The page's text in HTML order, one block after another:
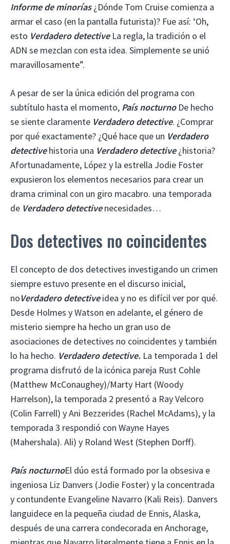
Informe de minorías¿Dónde Tom Cruise comienza a
armar el caso (en la pantalla futurista)? Fue así: ‘Oh,
esto Verdadero detectiveLa regla, la tradición o el
ADN se mezclan con esta idea. Simplemente se unió
maravillosamente”.
A pesar de ser la única edición del programa con
subtítulo hasta el momento, País nocturnoDe hecho
se siente claramente Verdadero detective. ¿Comprar
por qué exactamente? ¿Qué hace que un Verdadero
detectivehistoria una Verdadero detective¿historia?
Afortunadamente, López y la estrella Jodie Foster
expusieron los elementos necesarios para crear un
drama criminal con un giro macabro. una temporada
de Verdadero detectivenecesidades…
Dos detectives no coincidentes
El concepto de dos detectives investigando un crimen
siempre estuvo presente en el discurso inicial,
noVerdadero detectiveidea y no es difícil ver por qué.
Desde Holmes y Watson en adelante, el género de
misterio siempre ha hecho un gran uso de
asociaciones de detectives no coincidentes y también
lo ha hecho. Verdadero detective. La temporada 1 del
programa disfrutó de la icónica pareja Rust Cohle
(Matthew McConaughey)/Marty Hart (Woody
Harrelson), la temporada 2 presentó a Ray Velcoro
(Colin Farrell) y Ani Bezzerides (Rachel McAdams), y la
temporada 3 respondió con Wayne Hayes
(Mahershala). Ali) y Roland West (Stephen Dorff).
País nocturnoEl dúo está formado por la obsesiva e
ingeniosa Liz Danvers (Jodie Foster) y la concentrada
y contundente Evangeline Navarro (Kali Reis). Danvers
languidece en la pequeña ciudad de Ennis, Alaska,
después de una carrera condecorada en Anchorage,